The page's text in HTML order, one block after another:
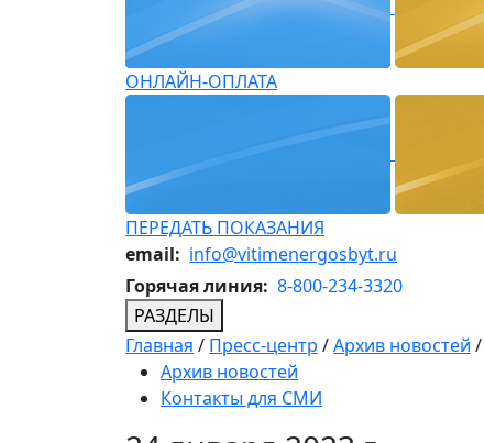
ОНЛАЙН-ОПЛАТА
ПЕРЕДАТЬ ПОКАЗАНИЯ
email: info@vitimenergosbyt.ru
Горячая линия: 8-800-234-3320
РАЗДЕЛЫ
Главная / Пресс-центр /Архив новостей /
Архив новостей
Контакты для СМИ